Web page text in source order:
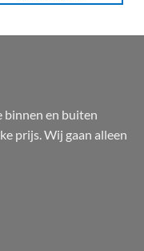
binnen en buiten
prijs. Wij gaan alleen